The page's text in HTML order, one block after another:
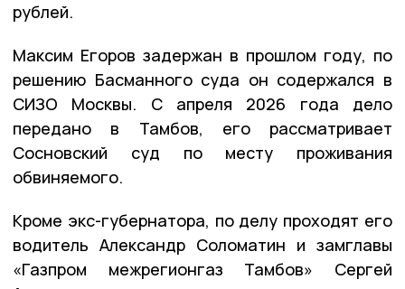
рублей.
Максим Егоров задержан в прошлом году, по
решению Басманного суда он содержался в
СИЗО Москвы. С апреля 2026 года дело
передано в Тамбов, его рассматривает
Сосновский суд по месту проживания
обвиняемого.
Кроме экс-губернатора, по делу проходят его
водитель Александр Соломатин и замглавы
«Газпром межрегионгаз Тамбов» Сергей